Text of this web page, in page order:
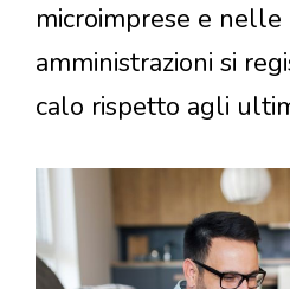
microimprese e
amministrazioni si
calo rispetto agli